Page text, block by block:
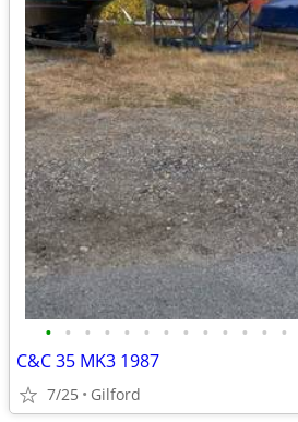
• • • • • • • • • • • • •
C&C 35 MK3 1987
7/25 Gilford